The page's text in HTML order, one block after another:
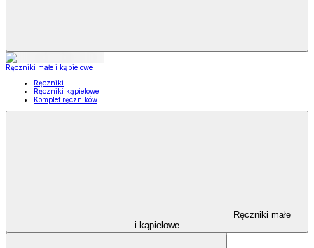
Ręczniki małe i kąpielowe
Ręczniki
Ręczniki kąpielowe
Komplet ręczników
Ręczniki małe
i kąpielowe